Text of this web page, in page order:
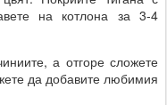
на котлона за 3-4
а отгоре сложете
да добавите любимия